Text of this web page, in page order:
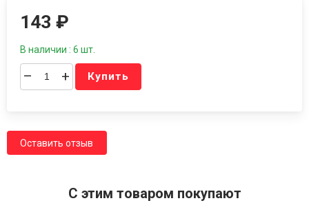
143₽
В наличии : 6 шт.
– + Купить
Оставить отзыв
C этим товаром покупают